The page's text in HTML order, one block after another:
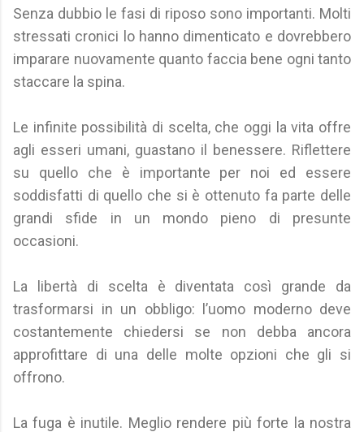
Senza dubbio le fasi di riposo sono importanti. Molti
stressati cronici lo hanno dimenticato e dovrebbero
imparare nuovamente quanto faccia bene ogni tanto
staccare la spina.
Le infinite possibilità di scelta, che oggi la vita offre
agli esseri umani, guastano il benessere. Riflettere
su quello che è importante per noi ed essere
soddisfatti di quello che si è ottenuto fa parte delle
grandi sfide in un mondo pieno di presunte
occasioni.
La libertà di scelta è diventata così grande da
trasformarsi in un obbligo: l’uomo moderno deve
costantemente chiedersi se non debba ancora
approfittare di una delle molte opzioni che gli si
offrono.
La fuga è inutile. Meglio rendere più forte la nostra